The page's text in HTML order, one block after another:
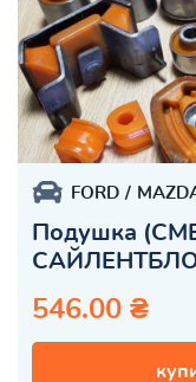
FORD
Подушка
546.00 ₴